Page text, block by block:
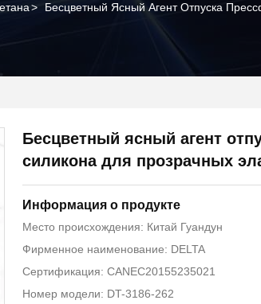
> Бесцветный Ясный Агент Отпуска
Бесцветный ясный агент
силикона для прозрачных
Информация о продукте
Место происхождения: Китай Гуандун
Фирменное наименование: DELTA
Сертификация: CANEC20155235021
Номер модели: DT-3186-262